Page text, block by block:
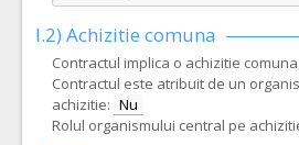
I.2) Achizitie comuna
Contractul implica o achizitie comuna:
Contractul este atribuit de un
achizitie: Nu
Rolul organismului central pe